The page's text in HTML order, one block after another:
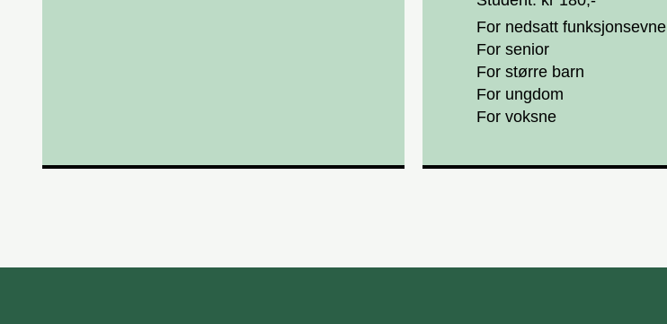
For nedsatt funksjonsevne
For senior
For større barn
For ungdom
For voksne